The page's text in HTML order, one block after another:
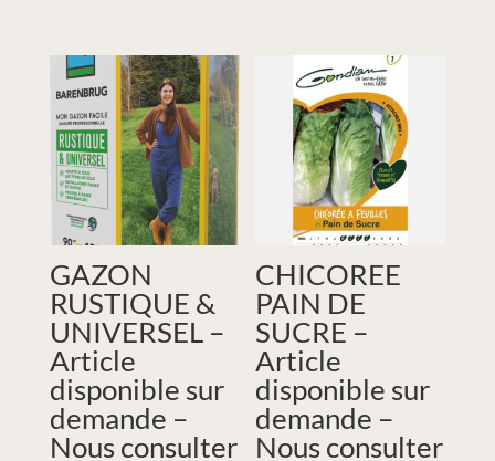
GAZON
RUSTIQUE &
UNIVERSEL –
Article
disponible sur
demande –
Nous consulter
CHICOREE
PAIN DE
SUCRE –
Article
disponible sur
demande –
Nous consulter